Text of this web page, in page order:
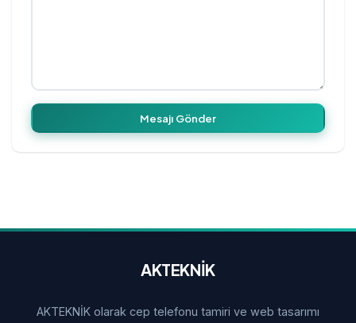
Mesajı Gönder
AKTEKNİK
AKTEKNİK olarak cep telefonu tamiri ve web tasarımı